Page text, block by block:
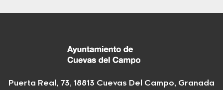
Puerta Real, 73, 18813 Cuevas Del Campo, Granada